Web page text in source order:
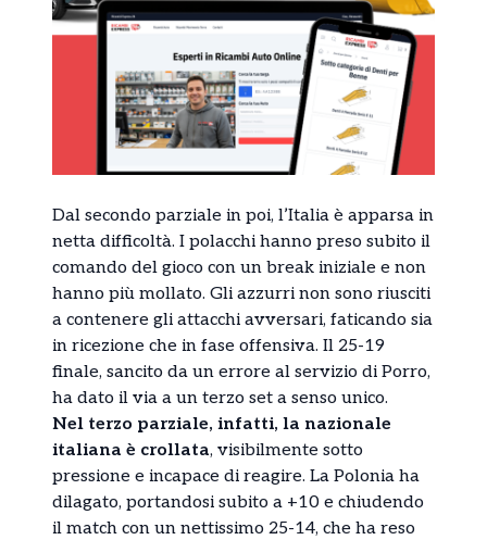
Dal secondo parziale in poi, l’Italia è apparsa in
netta difficoltà. I polacchi hanno preso subito il
comando del gioco con un break iniziale e non
hanno più mollato. Gli azzurri non sono riusciti
a contenere gli attacchi avversari, faticando sia
in ricezione che in fase offensiva. Il 25-19
finale, sancito da un errore al servizio di Porro,
ha dato il via a un terzo set a senso unico.
Nel terzo parziale, infatti, la nazionale
italiana è crollata, visibilmente sotto
pressione e incapace di reagire. La Polonia ha
dilagato, portandosi subito a +10 e chiudendo
il match con un nettissimo 25-14, che ha reso